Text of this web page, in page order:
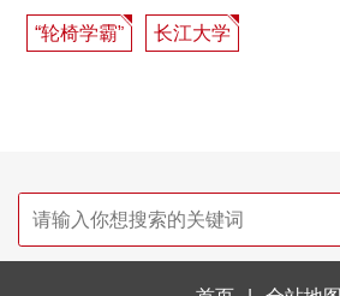
“轮椅学霸” 长江大学